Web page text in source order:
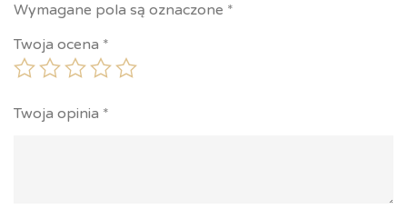
Wymagane pola są oznaczone *
Twoja ocena *
Twoja opinia *